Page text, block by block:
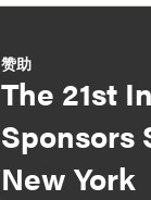
赞助
The 21st
Sponsors
New York